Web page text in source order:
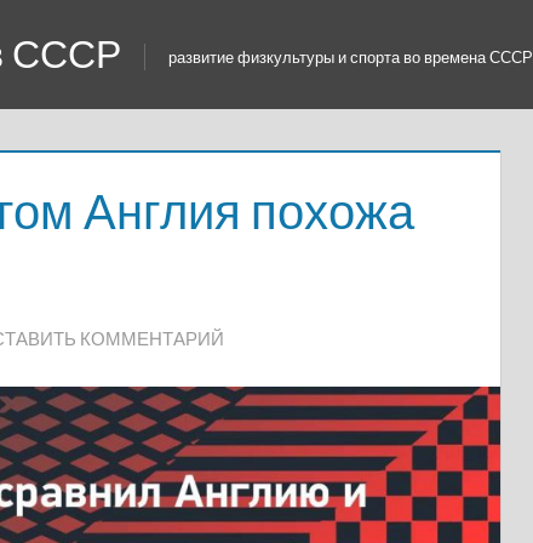
СССР развитие физкультуры и спорта во времена СССР
Англия похожа
КОММЕНТАРИЙ